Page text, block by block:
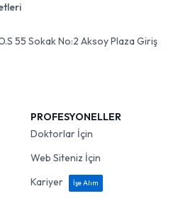
55 Sokak No:2 Aksoy Plaza Giriş
PROFESYONELLER
Doktorlar İçin
Web Siteniz İçin
Kariyer
İşe Alım